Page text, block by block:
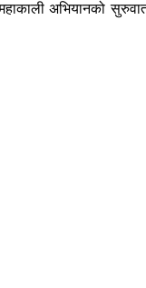
अभियानको